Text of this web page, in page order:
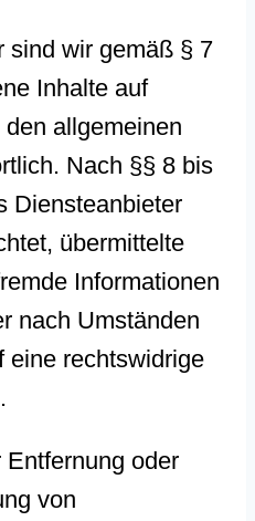
sind wir gemäß § 7
Inhalte auf
allgemeinen
Nach §§ 8 bis
Diensteanbieter
übermittelte
Informationen
nach Umständen
eine rechtswidrige
oder
von